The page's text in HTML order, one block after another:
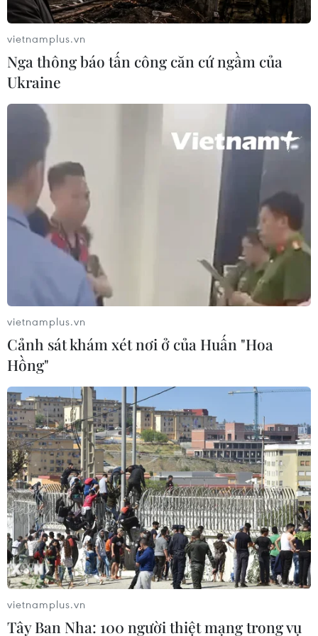
Ngày An toàn Thực phẩm Thế giới diễn ra vào
ngày 7/6 hằng năm, do Tổ chức Y tế Thế giới
(WHO) và Tổ chức Lương nông Liên hợp quốc
(FAO) đồng khởi xướng.
Chủ đề của Ngày An toàn Thực phẩm Thế giới
năm 2026 là “Từ gánh nặng đến giải pháp - thực
phẩm an toàn ở mọi nơi” tập trung vào việc
nhấn mạnh gánh nặng của các bệnh do thực
phẩm gây ra và các giải pháp dựa trên khoa học
có thể ngăn ngừa chúng./.
(TTXVN/Vietnam+)
vietnamplus.vn
Nga thông báo tấn công căn cứ ngầm của
Ukraine
vietnamplus.vn
Cảnh sát khám xét nơi ở của Huấn "Hoa
Hồng"
vietnamplus.vn
Tây Ban Nha: 100 người thiệt mạng trong vụ